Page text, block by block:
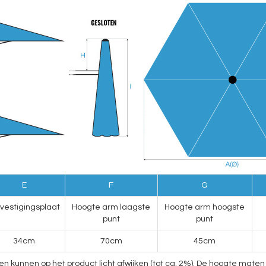
E F G
Hoogte arm laagste
punt
Hoogte arm hoogste
punt
34cm 70cm 45cm
op het product licht afwijken (tot ca. 2%). De hoogte